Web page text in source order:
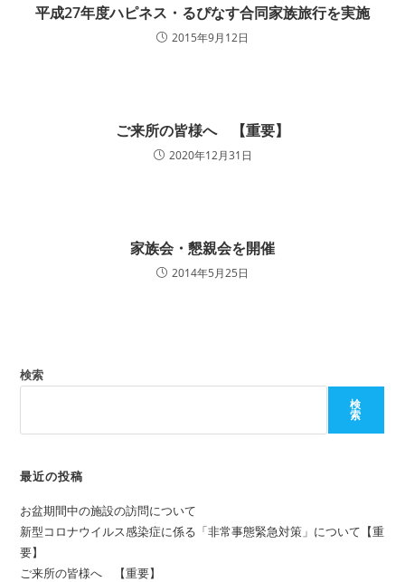
平成27年度ハピネス・るぴなす合同家族旅行を実施
2015年9月12日
ご来所の皆様へ 【重要】
2020年12月31日
家族会・懇親会を開催
2014年5月25日
検索
検
索
最近の投稿
お盆期間中の施設の訪問について
新型コロナウイルス感染症に係る「非常事態緊急対策」について【重
要】
ご来所の皆様へ 【重要】